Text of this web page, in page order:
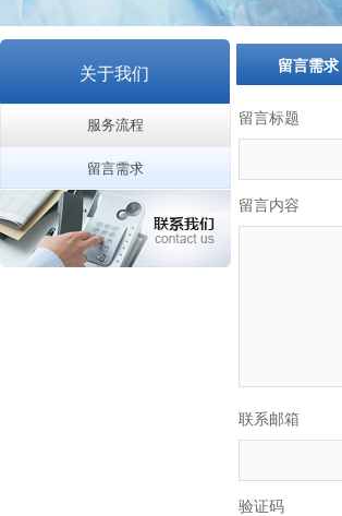
留言需求
留言标题
留言内容
联系邮箱
验证码
关于我们
服务流程
留言需求